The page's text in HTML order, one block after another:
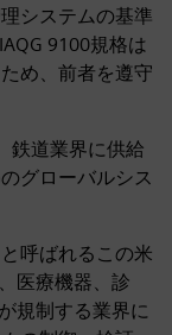
システムの基準
9100規格は
め、前者を遵守
鉄道業界に供給
グローバルシス
呼ばれるこの米
医療機器、診
規制する業界に